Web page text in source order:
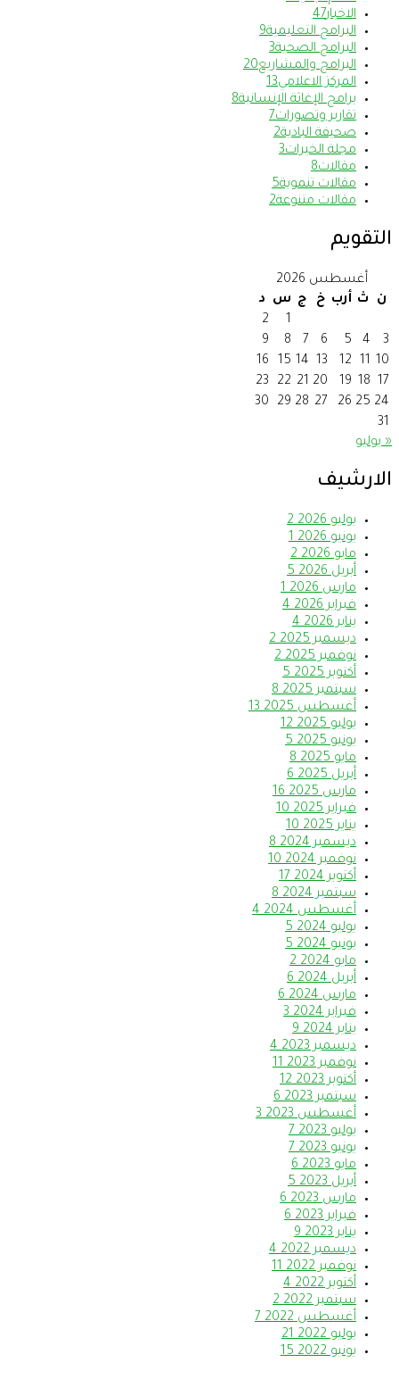
الاخبار47
البرامج التعليمية9
البرامج الصحية3
البرامج والمشاريع20
المركز الاعلامي13
برامج الإغاثة الإنسانية8
تقارير وتصورات7
صحيفة البادية2
مجلة الخيرات3
مقالات8
مقالات تنموية5
مقالات متنوعة2
التقويم
أغسطس 2026
ن
ث أرب خ ج س
د
1
2
3
4
5
6
7
8
9
10
11
12
13
14
15
16
17
18
19
20
21
22
23
24
25
26
27
28
29
30
31
« يوليو
الارشيف
يوليو 2026
2
يونيو 2026
1
مايو 2026
2
أبريل 2026
5
مارس 2026
1
فبراير 2026
4
يناير 2026
4
ديسمبر 2025
2
نوفمبر 2025
2
أكتوبر 2025
5
سبتمبر 2025
8
أغسطس 2025
13
يوليو 2025
12
يونيو 2025
5
مايو 2025
8
أبريل 2025
6
مارس 2025
16
فبراير 2025
10
يناير 2025
10
ديسمبر 2024
8
نوفمبر 2024
10
أكتوبر 2024
17
سبتمبر 2024
8
أغسطس 2024
4
يوليو 2024
5
يونيو 2024
5
مايو 2024
2
أبريل 2024
6
مارس 2024
6
فبراير 2024
3
يناير 2024
9
ديسمبر 2023
4
نوفمبر 2023
11
أكتوبر 2023
12
سبتمبر 2023
6
أغسطس 2023
3
يوليو 2023
7
يونيو 2023
7
مايو 2023
6
أبريل 2023
5
مارس 2023
6
فبراير 2023
6
يناير 2023
9
ديسمبر 2022
4
نوفمبر 2022
11
أكتوبر 2022
4
سبتمبر 2022
2
أغسطس 2022
7
يوليو 2022
21
يونيو 2022
15